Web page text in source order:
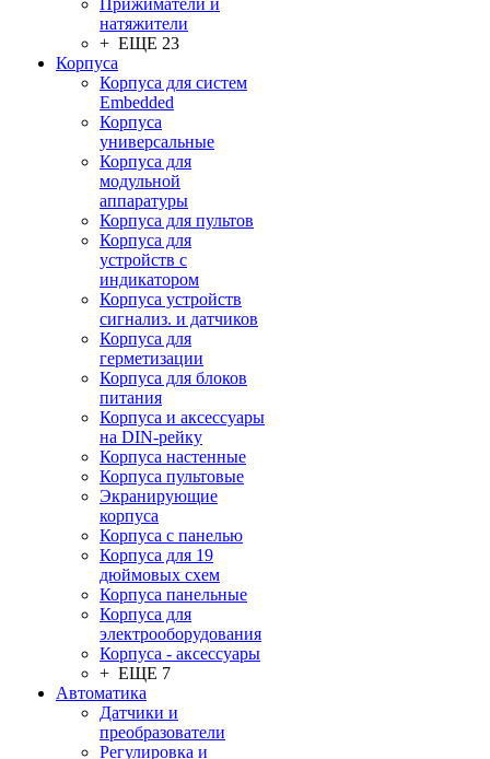
Прижиматели и
натяжители
+ ЕЩЕ 23
Корпуса
Корпуса для систем
Embedded
Корпуса
универсальные
Корпуса для
модульной
аппаратуры
Корпуса для пультов
Корпуса для
устройств с
индикатором
Корпуса устройств
сигнализ. и датчиков
Корпуса для
герметизации
Корпуса для блоков
питания
Корпуса и аксессуары
на DIN-рейку
Корпуса настенные
Корпуса пультовые
Экранирующие
корпуса
Корпуса с панелью
Корпуса для 19
дюймовых схем
Корпуса панельные
Корпуса для
электрооборудования
Корпуса - аксессуары
+ ЕЩЕ 7
Автоматика
Датчики и
преобразователи
Регулировка и